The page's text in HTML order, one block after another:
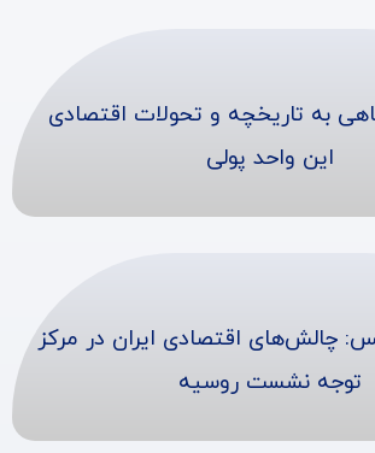
به تاریخچه و تحولات اقتصادی
این واحد پولی
چالش‌های اقتصادی ایران در مرکز
توجه نشست روسیه